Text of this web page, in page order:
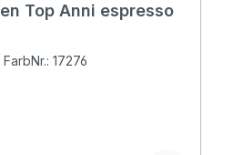
Top Anni espresso
17276